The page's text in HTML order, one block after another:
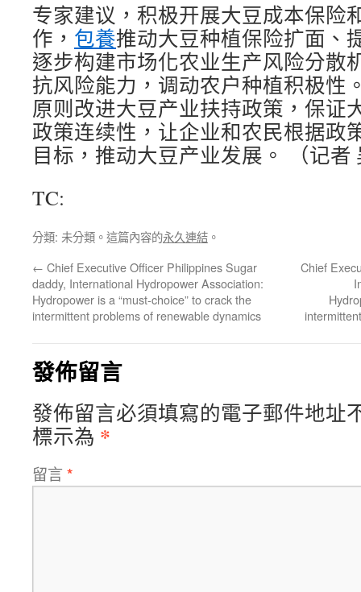
专家建议，积极开展大豆成本保险
作， 包養推动大豆种植保险扩面、
逐步构建市场化农业生产风险分散
抗风险能力，调动农户种植积极性
原则改进大豆产业扶持政策，保证
政策连续性，让企业和农民根据政
目标，推动大豆产业发展。 （记者
TC:
分類: 未分類。這篇內容的永久連結 。
← Chief Executive Officer Philippines Sugar
daddy, International Hydropower Association:
Hydropower is a “must-choice” to crack the
intermittent problems of renewable dynamics
Chief
發佈留言
發佈留言必須填寫的電子郵件地址
標示為 *
留言 *